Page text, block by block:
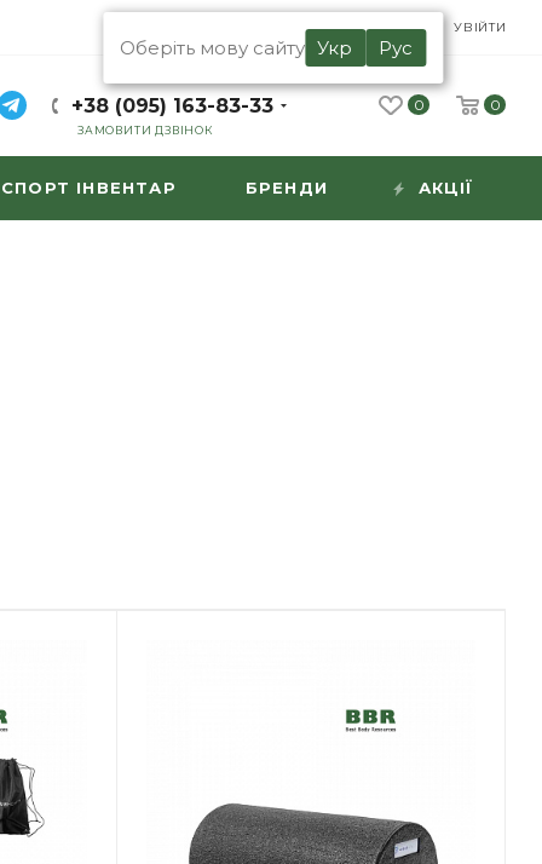
RU
Оберіть мову сайту Укр Рус
УВІЙТИ
+38 (095) 163-83-33
ЗАМОВИТИ ДЗВІНОК
0 0
СПОРТ ІНВЕНТАР БРЕНДИ АКЦІЇ